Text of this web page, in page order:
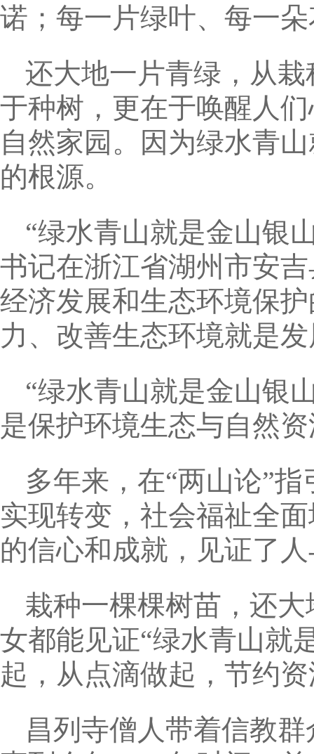
诺；每一片绿叶、每一
还大地一片青绿，从
于种树，更在于唤醒人
自然家园。因为绿水青
的根源。
“绿水青山就是金山银
书记在浙江省湖州市安
经济发展和生态环境保
力、改善生态环境就是
“绿水青山就是金山银
是保护环境生态与自然
多年来，在“两山论”
实现转变，社会福祉全
的信心和成就，见证了
栽种一棵棵树苗，还
女都能见证“绿水青山就
起，从点滴做起，节约
昌列寺僧人带着信教